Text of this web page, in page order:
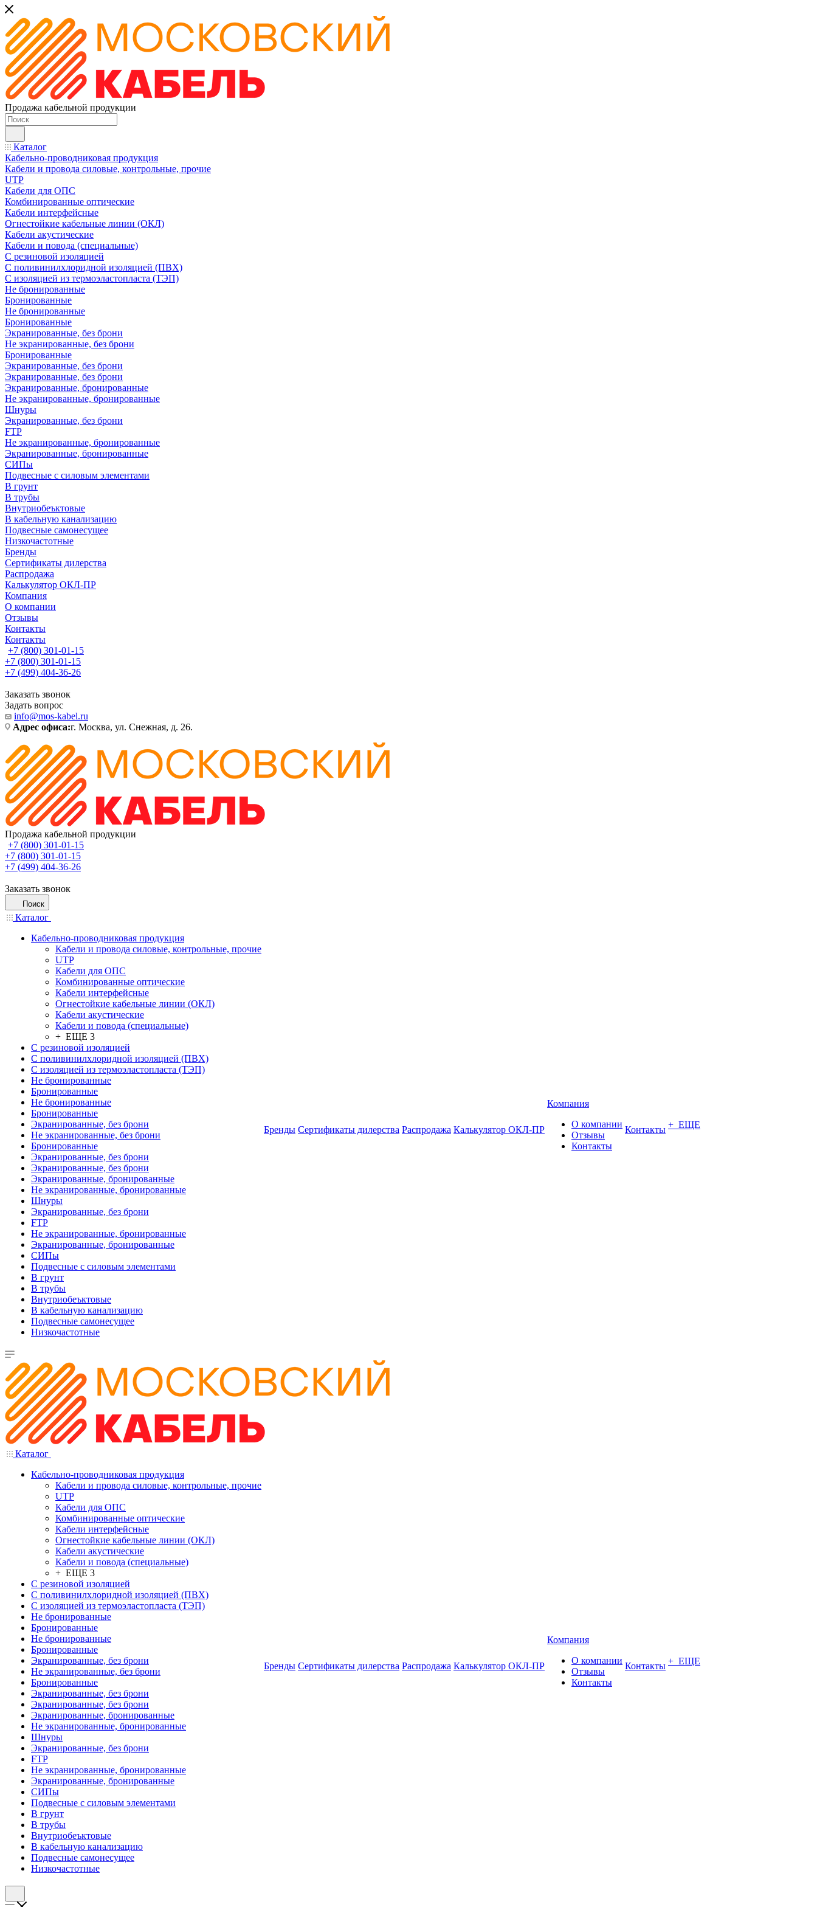
Продажа кабельной продукции
Каталог
Кабельно-проводниковая продукция
Кабели и провода силовые, контрольные, прочие
UTP
Кабели для ОПС
Комбинированные оптические
Кабели интерфейсные
Огнестойкие кабельные линии (ОКЛ)
Кабели акустические
Кабели и повода (специальные)
С резиновой изоляцией
С поливинилхлоридной изоляцией (ПВХ)
С изоляцией из термоэластопласта (ТЭП)
Не бронированные
Бронированные
Не бронированные
Бронированные
Экранированные, без брони
Не экранированные, без брони
Бронированные
Экранированные, без брони
Экранированные, без брони
Экранированные, бронированные
Не экранированные, бронированные
Шнуры
Экранированные, без брони
FTP
Не экранированные, бронированные
Экранированные, бронированные
СИПы
Подвесные с силовым элементами
В грунт
В трубы
Внутриобеъктовые
В кабельную канализацию
Подвесные самонесущее
Низкочастотные
Бренды
Сертификаты дилерства
Распродажа
Калькулятор ОКЛ-ПР
Компания
О компании
Отзывы
Контакты
Контакты
+7 (800) 301-01-15
+7 (800) 301-01-15
+7 (499) 404-36-26
Заказать звонок
Задать вопрос
info@mos-kabel.ru
Адрес офиса:г. Москва, ул. Снежная, д. 26.
Продажа кабельной продукции
+7 (800) 301-01-15
+7 (800) 301-01-15
+7 (499) 404-36-26
Заказать звонок
Поиск
Каталог
Кабельно-проводниковая продукция
Кабели и провода силовые, контрольные, прочие
UTP
Кабели для ОПС
Комбинированные оптические
Кабели интерфейсные
Огнестойкие кабельные линии (ОКЛ)
Кабели акустические
Кабели и повода (специальные)
+ ЕЩЕ 3
С резиновой изоляцией
С поливинилхлоридной изоляцией (ПВХ)
С изоляцией из термоэластопласта (ТЭП)
Не бронированные
Бронированные
Не бронированные
Бронированные
Экранированные, без брони
Не экранированные, без брони
Бронированные
Экранированные, без брони
Экранированные, без брони
Экранированные, бронированные
Не экранированные, бронированные
Шнуры
Экранированные, без брони
FTP
Не экранированные, бронированные
Экранированные, бронированные
СИПы
Подвесные с силовым элементами
В грунт
В трубы
Внутриобеъктовые
В кабельную канализацию
Подвесные самонесущее
Низкочастотные
Бренды Сертификаты дилерства Распродажа Калькулятор ОКЛ-ПР
Компания
О компании
Отзывы
Контакты
Контакты + ЕЩЕ
Каталог
Кабельно-проводниковая продукция
Кабели и провода силовые, контрольные, прочие
UTP
Кабели для ОПС
Комбинированные оптические
Кабели интерфейсные
Огнестойкие кабельные линии (ОКЛ)
Кабели акустические
Кабели и повода (специальные)
+ ЕЩЕ 3
С резиновой изоляцией
С поливинилхлоридной изоляцией (ПВХ)
С изоляцией из термоэластопласта (ТЭП)
Не бронированные
Бронированные
Не бронированные
Бронированные
Экранированные, без брони
Не экранированные, без брони
Бронированные
Экранированные, без брони
Экранированные, без брони
Экранированные, бронированные
Не экранированные, бронированные
Шнуры
Экранированные, без брони
FTP
Не экранированные, бронированные
Экранированные, бронированные
СИПы
Подвесные с силовым элементами
В грунт
В трубы
Внутриобеъктовые
В кабельную канализацию
Подвесные самонесущее
Низкочастотные
Бренды Сертификаты дилерства Распродажа Калькулятор ОКЛ-ПР
Компания
О компании
Отзывы
Контакты
Контакты + ЕЩЕ